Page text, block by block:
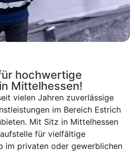
hochwertige
Mittelhessen!
vielen Jahren zuverlässige
im Bereich Estrich
Mit Sitz in Mittelhessen
für vielfältige
im privaten oder gewerblichen